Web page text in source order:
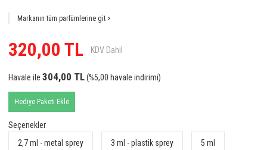
Markanın tüm parfümlerine git >
320,00 TL KDV Dahil
Havale ile 304,00 TL(%5,00 havale indirimi)
Hediye Paketi Ekle
Seçenekler
2,7 ml - metal sprey
3 ml - plastik sprey 5 ml